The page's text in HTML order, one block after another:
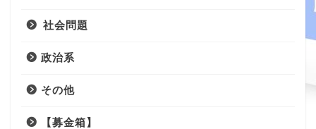
社会問題
政治系
その他
【募金箱】